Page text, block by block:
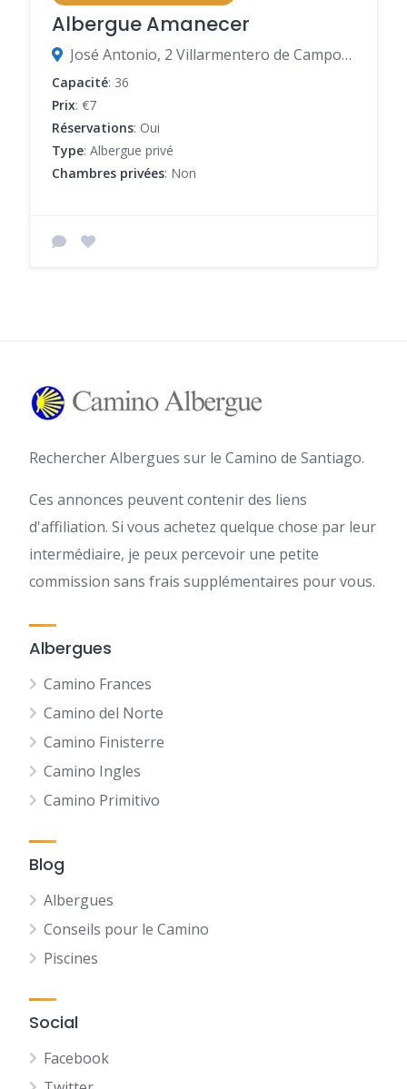
Albergue Amanecer
José Antonio, 2 Villarmentero de Campos - Palencia.
Capacité: 36
Prix: €7
Réservations: Oui
Type: Albergue privé
Chambres privées: Non
Rechercher Albergues sur le Camino de Santiago.
Ces annonces peuvent contenir des liens
d'affiliation. Si vous achetez quelque chose par leur
intermédiaire, je peux percevoir une petite
commission sans frais supplémentaires pour vous.
Albergues
Camino Frances
Camino del Norte
Camino Finisterre
Camino Ingles
Camino Primitivo
Blog
Albergues
Conseils pour le Camino
Piscines
Social
Facebook